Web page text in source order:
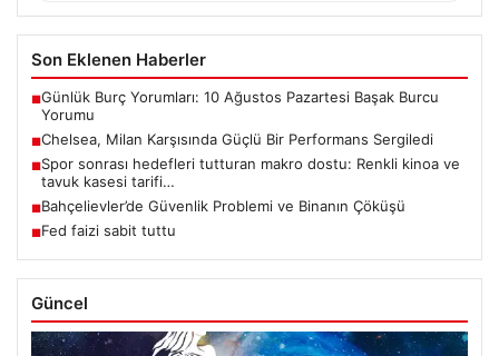
Son Eklenen Haberler
■Günlük Burç Yorumları: 10 Ağustos Pazartesi Başak Burcu
Yorumu
■Chelsea, Milan Karşısında Güçlü Bir Performans Sergiledi
■Spor sonrası hedefleri tutturan makro dostu: Renkli kinoa ve
tavuk kasesi tarifi…
■Bahçelievler’de Güvenlik Problemi ve Binanın Çöküşü
■Fed faizi sabit tuttu
Güncel